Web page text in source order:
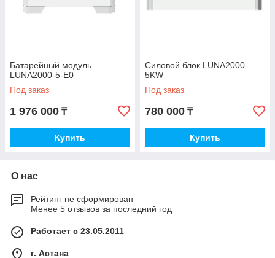
Батарейный модуль
LUNA2000-5-E0
Под заказ
1 976 000 ₸
Купить
Силовой блок LUNA2000-
5KW
Под заказ
780 000 ₸
Купить
О нас
Рейтинг не сформирован
Менее 5 отзывов за последний год
Работает с 23.05.2011
г. Астана